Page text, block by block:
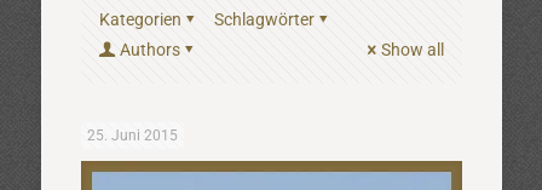
Kategorien
Schlagwörter
Authors
Show all
25. Juni 2015